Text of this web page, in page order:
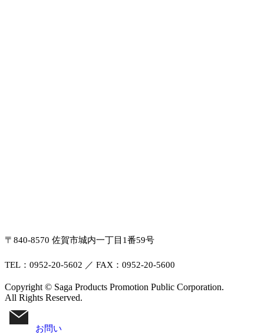
〒840-8570 佐賀市城内一丁目1番59号
TEL：0952-20-5602 ／ FAX：0952-20-5600
Copyright © Saga Products Promotion Public Corporation.
All Rights Reserved.
お問い